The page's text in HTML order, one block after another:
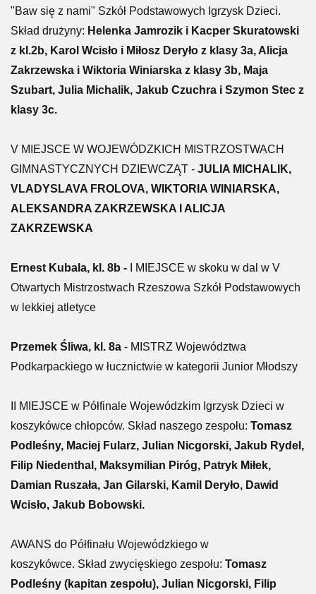
"Baw się z nami" Szkół Podstawowych Igrzysk Dzieci.
Skład drużyny: Helenka Jamrozik i Kacper Skuratowski
z kl.2b, Karol Wcisło i Miłosz Deryło z klasy 3a, Alicja
Zakrzewska i Wiktoria Winiarska z klasy 3b, Maja
Szubart, Julia Michalik, Jakub Czuchra i Szymon Stec z
klasy 3c.
V MIEJSCE W WOJEWÓDZKICH MISTRZOSTWACH
GIMNASTYCZNYCH DZIEWCZĄT - JULIA MICHALIK,
VLADYSLAVA FROLOVA, WIKTORIA WINIARSKA,
ALEKSANDRA ZAKRZEWSKA I ALICJA
ZAKRZEWSKA
Ernest Kubala, kl. 8b -
I MIEJSCE w skoku w dal w V
Otwartych Mistrzostwach Rzeszowa Szkół Podstawowych
w lekkiej atletyce
Przemek Śliwa, kl. 8a - MISTRZ Województwa
Podkarpackiego w łucznictwie w kategorii Junior Młodszy
II MIEJSCE w Półfinale Wojewódzkim Igrzysk Dzieci w
koszykówce chłopców. Skład naszego zespołu: Tomasz
Podleśny, Maciej Fularz, Julian Nicgorski, Jakub Rydel,
Filip Niedenthal, Maksymilian Piróg, Patryk Miłek,
Damian Ruszała, Jan Gilarski, Kamil Deryło, Dawid
Wcisło, Jakub Bobowski.
AWANS do Półfinału Wojewódzkiego w
koszykówce. Skład zwycięskiego zespołu: Tomasz
Podleśny (kapitan zespołu), Julian Nicgorski, Filip